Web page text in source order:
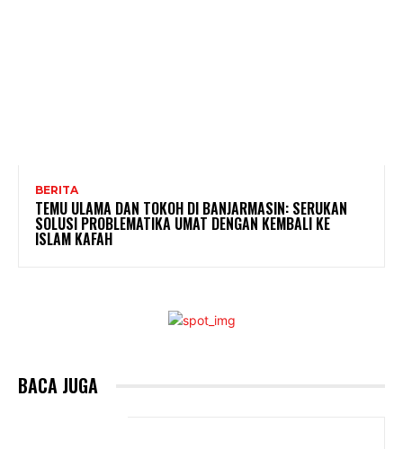
BERITA
TEMU ULAMA DAN TOKOH DI BANJARMASIN: SERUKAN
SOLUSI PROBLEMATIKA UMAT DENGAN KEMBALI KE
ISLAM KAFAH
BACA JUGA